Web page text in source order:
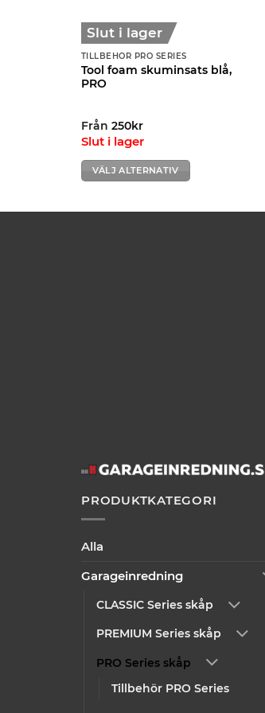
Slut i lager
TILLBEHÖR PRO SERIES
Tool foam skuminsats blå,
PRO
Från 250kr
Slut i lager
VÄLJ ALTERNATIV
PRODUKTKATEGORI
Alla
Garageinredning
CLASSIC Series skåp
PREMIUM Series skåp
PRO Series skåp
Tillbehör PRO Series